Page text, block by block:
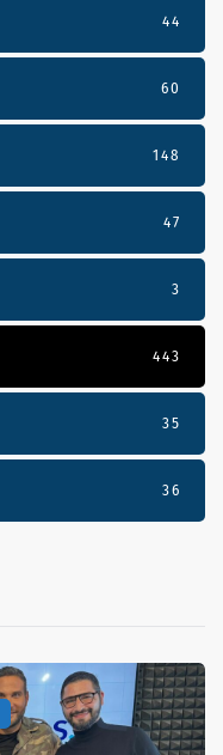
44
60
148
47
3
443
35
36